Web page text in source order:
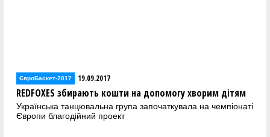
ЄвроБаскет-2017 19.09.2017
REDFOXES збирають кошти на допомогу хворим дітям
Українська танцювальна група започаткувала на чемпіонаті
Європи благодійний проект